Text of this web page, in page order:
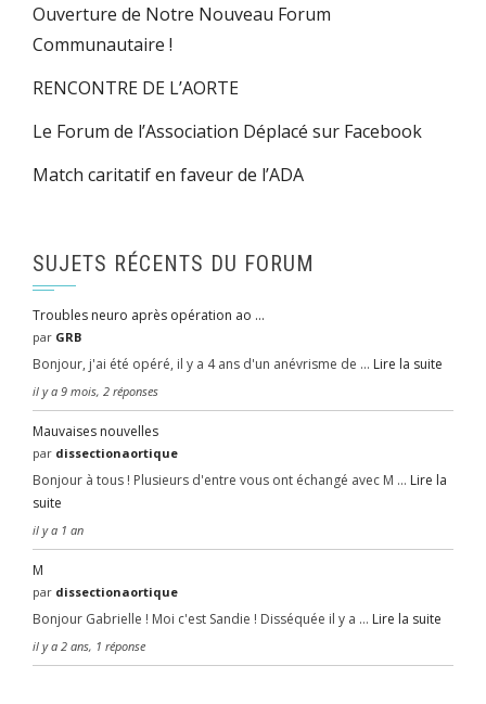
Ouverture de Notre Nouveau Forum
Communautaire !
RENCONTRE DE L’AORTE
Le Forum de l’Association Déplacé sur Facebook
Match caritatif en faveur de l’ADA
SUJETS RÉCENTS DU FORUM
Troubles neuro après opération ao …
par GRB
Bonjour, j'ai été opéré, il y a 4 ans d'un anévrisme de … Lire la suite
il y a 9 mois, 2 réponses
Mauvaises nouvelles
par dissectionaortique
Bonjour à tous ! Plusieurs d'entre vous ont échangé avec M … Lire la
suite
il y a 1 an
M
par dissectionaortique
Bonjour Gabrielle ! Moi c'est Sandie ! Disséquée il y a … Lire la suite
il y a 2 ans, 1 réponse